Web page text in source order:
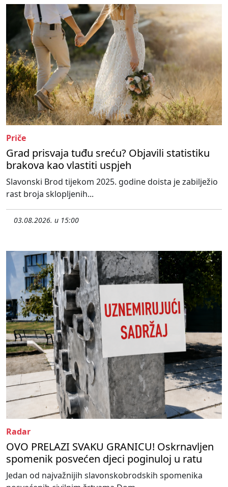
Priče
Grad prisvaja tuđu sreću? Objavili statistiku
brakova kao vlastiti uspjeh
Slavonski Brod tijekom 2025. godine doista je zabilježio
rast broja sklopljenih...
03.08.2026. u 15:00
Radar
OVO PRELAZI SVAKU GRANICU! Oskrnavljen
spomenik posvećen djeci poginuloj u ratu
Jedan od najvažnijih slavonskobrodskih spomenika